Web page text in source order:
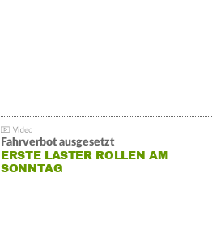
Fahrverbot ausgesetzt
ERSTE LASTER ROLLEN AM
SONNTAG